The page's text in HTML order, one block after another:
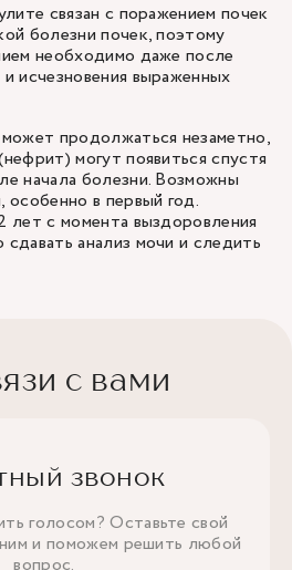
связан с поражением почек
болезни почек, поэтому
необходимо даже после
исчезновения выраженных
продолжаться незаметно,
могут появиться спустя
начала болезни. Возможны
особенно в первый год.
лет с момента выздоровления
анализ мочи и следить
с вами
звонок
голосом? Оставьте свой
и поможем решить любой